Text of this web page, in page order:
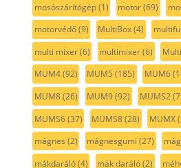
mosószárítógép(1) motor(69)
motorvédő(9) MultiBox(4)
multi mixer(6) multimixer(6)
MUM4(92) MUM5 (185) MUM6
MUM8(26) MUM9(92) MUMS2
MUMS6(37) MUMS8(28) MUMX
mágnes (2) mágnesgumi (27)
mákdaráló(4) mák daráló(2)